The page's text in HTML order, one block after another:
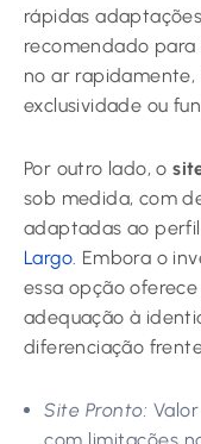
rápidas
recomendado para
no ar
exclusividade ou
Por outro lado, o
sob medida, com
adaptadas ao
Largo. Embora o
essa opção
adequação à
diferenciação
Site Pronto: